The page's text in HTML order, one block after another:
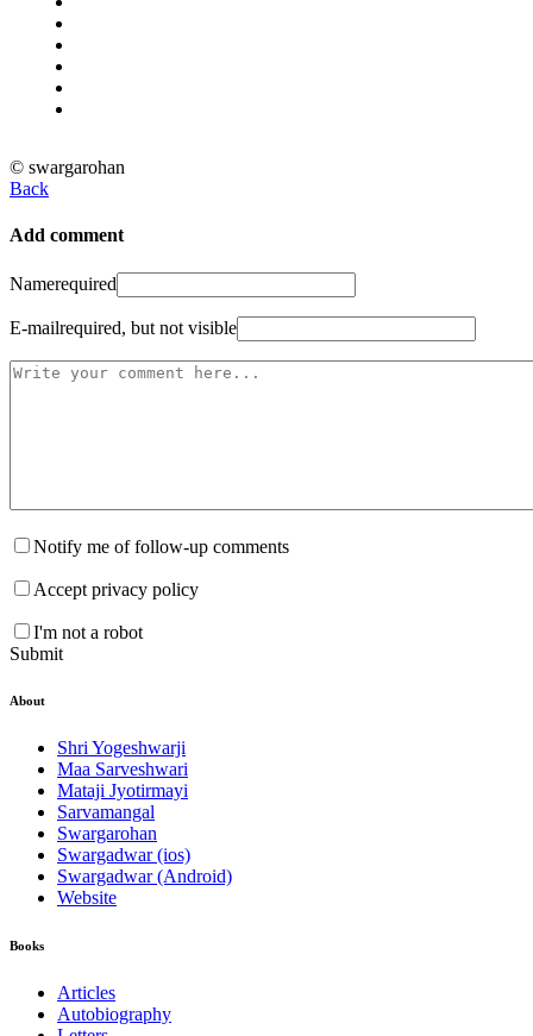
© swargarohan
Back
Add comment
Namerequired
E-mailrequired, but not visible
Notify me of follow-up comments
Accept privacy policy
I'm not a robot
Submit
About
Shri Yogeshwarji
Maa Sarveshwari
Mataji Jyotirmayi
Sarvamangal
Swargarohan
Swargadwar (ios)
Swargadwar (Android)
Website
Books
Articles
Autobiography